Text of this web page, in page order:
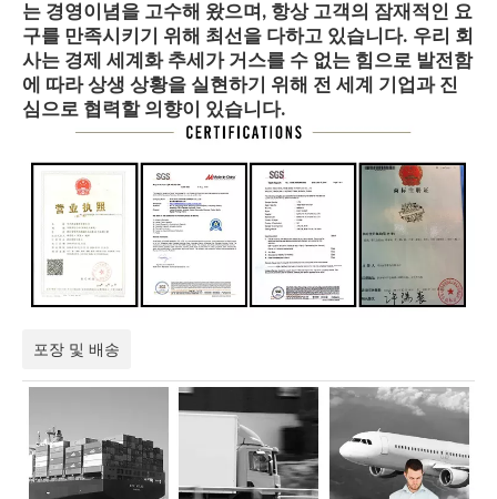
는 경영이념을 고수해 왔으며, 항상 고객의 잠재적인 요
구를 만족시키기 위해 최선을 다하고 있습니다. 우리 회
사는 경제 세계화 추세가 거스를 수 없는 힘으로 발전함
에 따라 상생 상황을 실현하기 위해 전 세계 기업과 진
심으로 협력할 의향이 있습니다.
포장 및 배송